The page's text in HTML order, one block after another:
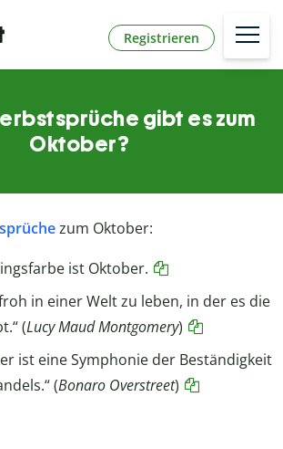
Registrieren
gibt es zum
Oktober?
zum Oktober:
ist Oktober.
in einer Welt zu leben, in der es die
(Lucy Maud Montgomery)
ist eine Symphonie der Beständigkeit
(Bonaro Overstreet)